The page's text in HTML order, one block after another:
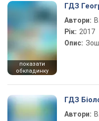
показати
обкладинку
ГДЗ
Автори:
Рік: 2017
Опис:
ГДЗ
Автори: